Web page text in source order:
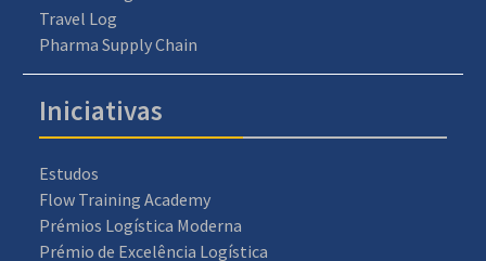
Travel Log
Pharma Supply Chain
Iniciativas
Estudos
Flow Training Academy
Prémios Logística Moderna
Prémio de Excelência Logística